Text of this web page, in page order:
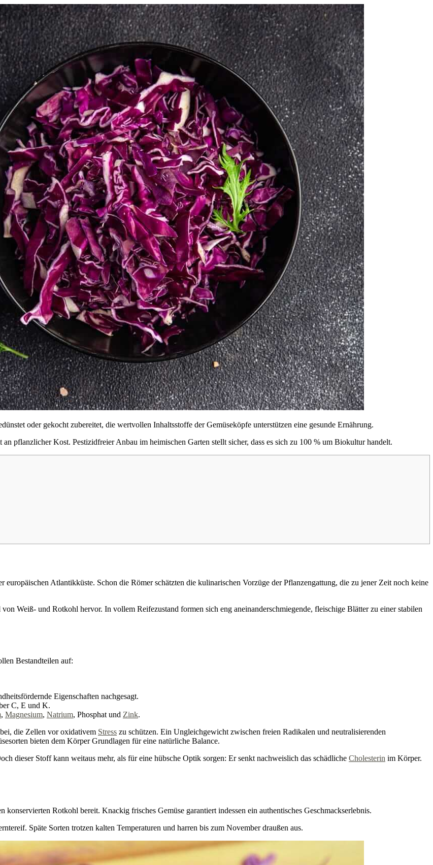
oder gekocht zubereitet, die wertvollen Inhaltsstoffe der Gemüseköpfe unterstützen eine gesunde Ernährung.
pflanzlicher Kost. Pestizidfreier Anbau im heimischen Garten stellt sicher, dass es sich zu 100 % um Biokultur handelt.
Atlantikküste. Schon die Römer schätzten die kulinarischen Vorzüge der Pflanzengattung, die zu jener Zeit noch keine
Weiß- und Rotkohl hervor. In vollem Reifezustand formen sich eng aneinanderschmiegende, fleischige Blätter zu einer stabilen
Bestandteilen auf:
Eigenschaften nachgesagt.
C, E und K.
, Magnesium, Natrium, Phosphat und Zink.
die Zellen vor oxidativem Stress zu schützen. Ein Ungleichgewicht zwischen freien Radikalen und neutralisierenden
bieten dem Körper Grundlagen für eine natürliche Balance.
dieser Stoff kann weitaus mehr, als für eine hübsche Optik sorgen: Er senkt nachweislich das schädliche Cholesterin im Körper.
konservierten Rotkohl bereit. Knackig frisches Gemüse garantiert indessen ein authentisches Geschmackserlebnis.
Späte Sorten trotzen kalten Temperaturen und harren bis zum November draußen aus.